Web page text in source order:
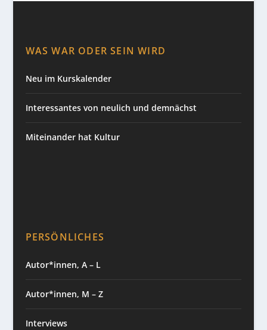
WAS WAR ODER SEIN WIRD
Neu im Kurskalender
Interessantes von neulich und demnächst
Miteinander hat Kultur
PERSÖNLICHES
Autor*innen, A – L
Autor*innen, M – Z
Interviews